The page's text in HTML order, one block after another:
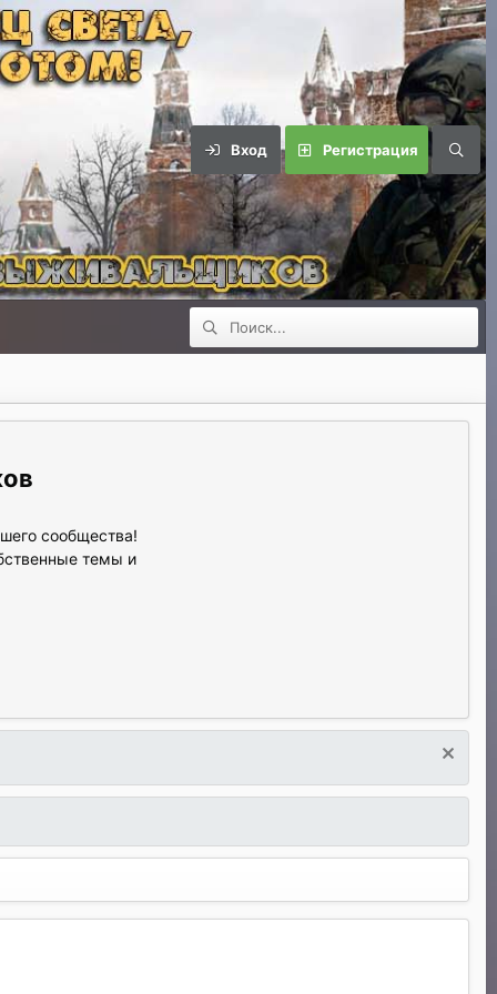
Вход Регистрация
сообщества!
темы и